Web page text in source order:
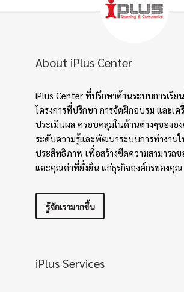
About iPlus Center
iPlus Center ที่ปรึกษาด้านระบบการเรีย
โครงการที่ปรึกษา การจัดฝึกอบรม และเค
ประเมินผล ครอบคลุมในด้านต่างๆของอ
ระดับความรู้และพัฒนาระบบการทำงาน
ประสิทธิภาพ เพื่อสร้างขีดความสามารถข
และคุณค่าที่ยั่งยืน แก่ธุรกิจองค์กรของคุณ
รู้จักเรามากขึ้น
iPlus Services